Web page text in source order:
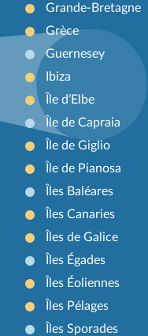
Grande-Bretagne
Grèce
Guernesey
Ibiza
Île d’Elbe
Île de Capraia
Île de Giglio
Île de Pianosa
Îles Baléares
Îles Canaries
Îles de Galice
Îles Égades
Îles Éoliennes
Îles Pélages
Îles Sporades